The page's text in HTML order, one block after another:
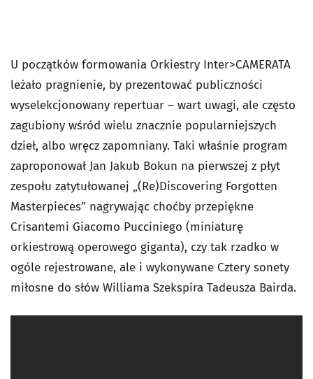
U początków formowania Orkiestry Inter>CAMERATA
leżało pragnienie, by prezentować publiczności
wyselekcjonowany repertuar – wart uwagi, ale często
zagubiony wśród wielu znacznie popularniejszych
dzieł, albo wręcz zapomniany. Taki właśnie program
zaproponował Jan Jakub Bokun na pierwszej z płyt
zespołu zatytułowanej „(Re)Discovering Forgotten
Masterpieces” nagrywając choćby przepiękne
Crisantemi Giacomo Pucciniego (miniaturę
orkiestrową operowego giganta), czy tak rzadko w
ogóle rejestrowane, ale i wykonywane Cztery sonety
miłosne do słów Williama Szekspira Tadeusza Bairda.